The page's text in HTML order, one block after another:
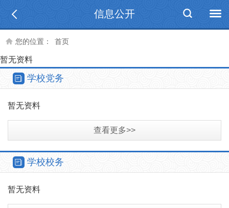
信息公开
您的位置： 首页
暂无资料
学校党务
暂无资料
查看更多>>
学校校务
暂无资料